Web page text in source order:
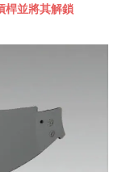
桿並將其解鎖